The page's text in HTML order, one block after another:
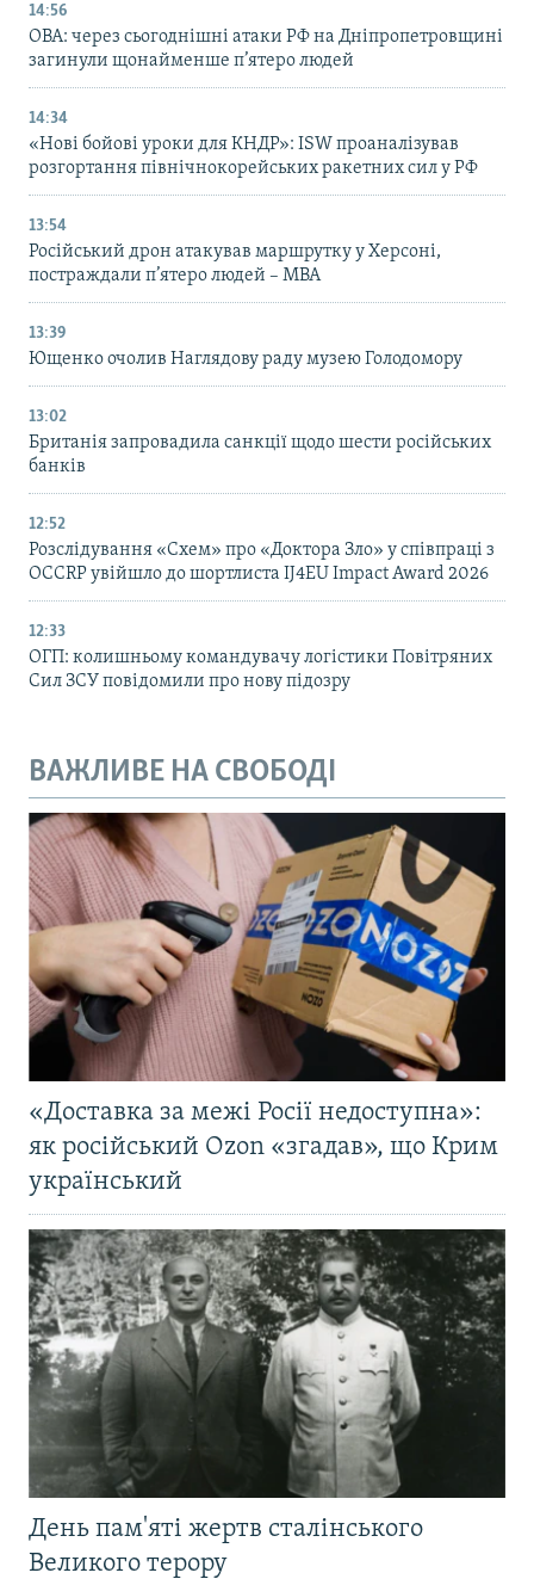
14:56
ОВА: через сьогоднішні атаки РФ на Дніпропетровщині
загинули щонайменше п’ятеро людей
14:34
«Нові бойові уроки для КНДР»: ISW проаналізував
розгортання північнокорейських ракетних сил у РФ
13:54
Російський дрон атакував маршрутку у Херсоні,
постраждали п’ятеро людей – МВА
13:39
Ющенко очолив Наглядову раду музею Голодомору
13:02
Британія запровадила санкції щодо шести російських
банків
12:52
Розслідування «Схем» про «Доктора Зло» у співпраці з
OCCRP увійшло до шортлиста IJ4EU Impact Award 2026
12:33
ОГП: колишньому командувачу логістики Повітряних
Сил ЗСУ повідомили про нову підозру
ВАЖЛИВЕ НА СВОБОДІ
«Доставка за межі Росії недоступна»:
як російський Ozon «згадав», що Крим
український
День пам'яті жертв сталінського
Великого терору